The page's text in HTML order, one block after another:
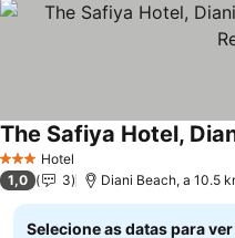
3 EstrelasHotel
1,0 3 Diani Beach, a 10.5
Selecione as datas para